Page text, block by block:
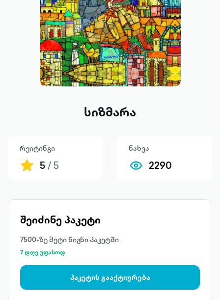
სიზმარა
რეიტინგი
5/ 5
ნახვა
2290
შეიძინე პაკეტი
7500-ზე მეტი წიგნი პაკეტში
7 დღე უფასოდ
პაკეტის გააქტიურება